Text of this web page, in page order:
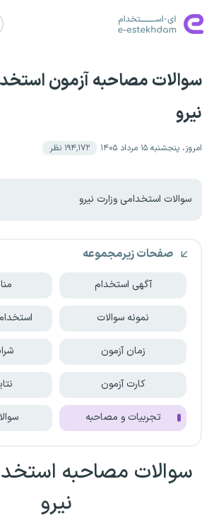
سوالات مصاحبه آزمون
نیرو
امروز، پنجشنبه ۱۵ مرداد ۱۴۰۵ ۱۹۴٬۱۷۲ نظر
سوالات استخدامی وزارت نیرو
صفحات زیرمجموعه
آگهی استخدام
نمونه سوالات
زمان آزمون
کارت آزمون
تجربیات و مصاحبه
سوالات مصاحبه
نیرو